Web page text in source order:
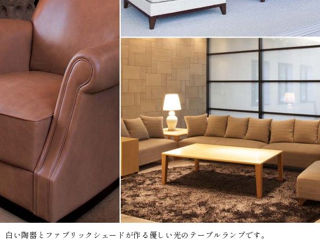
い陶器とファブリックシェードが作る優しい光のテーブルランプです。